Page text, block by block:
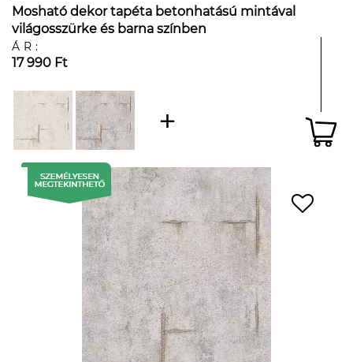
Mosható dekor tapéta betonhatású mintával
világosszürke és barna színben
ÁR:
17 990 Ft